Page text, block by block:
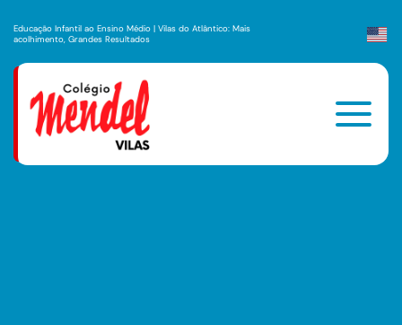
Educação Infantil ao Ensino Médio | Vilas do Atlântico: Mais
acolhimento, Grandes Resultados